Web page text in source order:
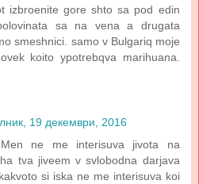
izbroenite gore shto sa pod edin
sa na vena a drugata
smeshnici. samo v Bulgariq moje
koito ypotrebqva marihuana.
19 декември, 2016
Men ne me interisuva jivota na
tva jiveem v svlobodna darjava
si iska ne me interisuva koi